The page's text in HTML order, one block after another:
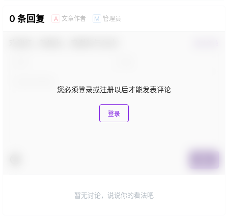
0 条回复 A 文章作者 M 管理员
您必须登录或注册以后才能发表评论
登录
暂无讨论，说说你的看法吧